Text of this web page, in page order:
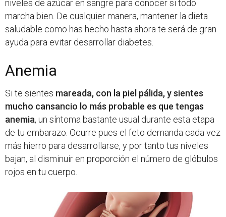
niveles de azúcar en sangre para conocer si todo
marcha bien. De cualquier manera, mantener la dieta
saludable como has hecho hasta ahora te será de gran
ayuda para evitar desarrollar diabetes.
Anemia
Si te sientes mareada, con la piel pálida, y sientes
mucho cansancio lo más probable es que tengas
anemia, un síntoma bastante usual durante esta etapa
de tu embarazo. Ocurre pues el feto demanda cada vez
más hierro para desarrollarse, y por tanto tus niveles
bajan, al disminuir en proporción el número de glóbulos
rojos en tu cuerpo.